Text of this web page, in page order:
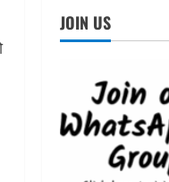
JOIN US
5